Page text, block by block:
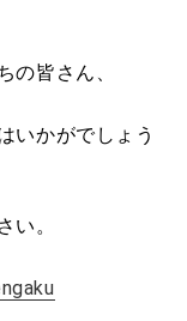
の皆さん、
いかがでしょう
い。